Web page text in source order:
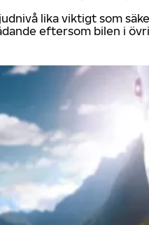
lika viktigt som
eftersom bilen i